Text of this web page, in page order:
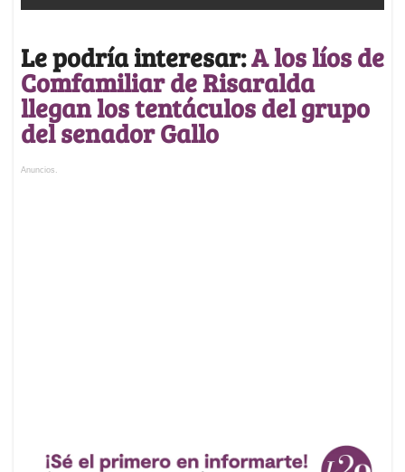
Le podría interesar:A los líos de
Comfamiliar de Risaralda
llegan los tentáculos del grupo
del senador Gallo
Anuncios.